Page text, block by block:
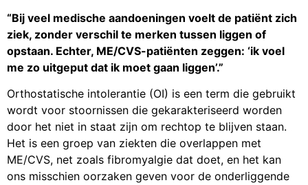
“Bij veel medische aandoeningen voelt de patiënt zich
ziek, zonder verschil te merken tussen liggen of
opstaan. Echter, ME/CVS-patiënten zeggen: ‘ik voel
me zo uitgeput dat ik moet gaan liggen’.”
Orthostatische intolerantie (OI) is een term die gebruikt
wordt voor stoornissen die gekarakteriseerd worden
door het niet in staat zijn om rechtop te blijven staan.
Het is een groep van ziekten die overlappen met
ME/CVS, net zoals fibromyalgie dat doet, en het kan
ons misschien oorzaken geven voor de onderliggende